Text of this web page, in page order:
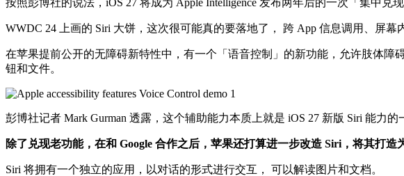
WWDC 24 上画的 Siri 大饼，这次很可能真的要落地了， 跨 App 信息调用、屏
在苹果提前公开的无障碍新特性中，有一个「语音控制」的新功能，允许肢体障
钮和文件。
彭博社记者 Mark Gurman 透露，这个辅助能力本质上就是 iOS 27 新版 Siri 能力
除了兑现老功能，在和 Google 合作之后，苹果还打算进一步改造 Siri，将其打造
Siri 将拥有一个独立的应用，以对话的形式进行交互， 可以解读图片和文档。